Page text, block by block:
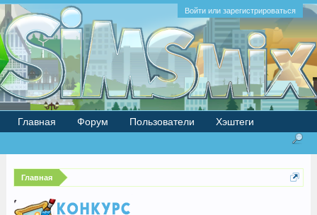
Войти или зарегистрироваться
Главная
Главная Форум Пользователи Хэштеги